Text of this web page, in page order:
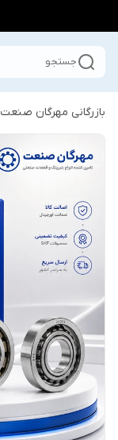
جستجو
بازرگانی مهرگان صنعت